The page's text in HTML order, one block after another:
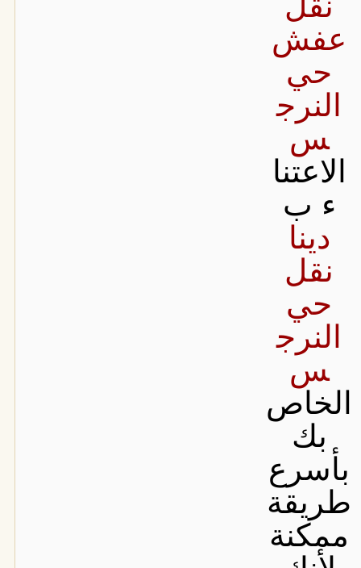
عفش
حي
النرج
س
الاعتنا
ء ب
دينا
نقل
حي
النرج
س
الخاص
بك
بأسرع
طريقة
ممكنة